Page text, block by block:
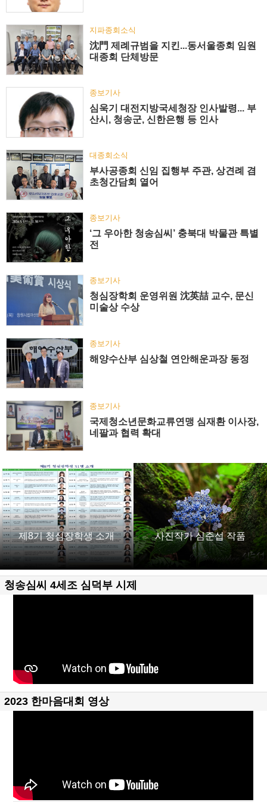
지파종회소식
沈門 제례규범을 지킨...동서울종회 임원
대종회 단체방문
종보기사
심욱기 대전지방국세청장 인사발령... 부
산시, 청송군, 신한은행 등 인사
대종회소식
부사공종회 신임 집행부 주관, 상견례 겸
초청간담회 열어
종보기사
‘그 우아한 청송심씨’ 충북대 박물관 특별
전
종보기사
청심장학회 운영위원 沈英喆 교수, 문신
미술상 수상
종보기사
해양수산부 심상철 연안해운과장 동정
종보기사
국제청소년문화교류연맹 심재환 이사장,
네팔과 협력 확대
제8기 청심장학생 소개 사진작가 심준섭 작품
청송심씨 4세조 심덕부 시제
2023 한마음대회 영상